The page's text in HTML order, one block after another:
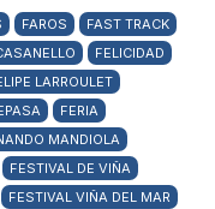
FAROS
FAST TRACK
FELICIDAD
LARROULET
FERIA
MANDIOLA
FESTIVAL DE VIÑA
FESTIVAL VIÑA DEL MAR